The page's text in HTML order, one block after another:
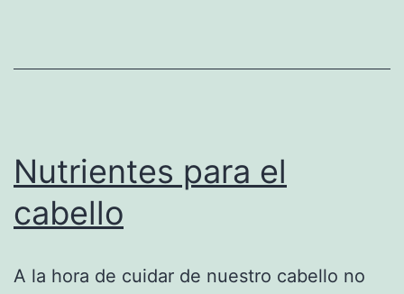
Nutrientes para el
cabello
A la hora de cuidar de nuestro cabello no